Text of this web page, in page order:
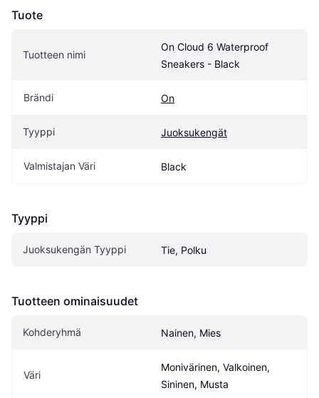
Tuote
Tuotteen nimi
On Cloud 6 Waterproof
Sneakers - Black
Brändi On
Tyyppi Juoksukengät
Valmistajan Väri Black
Tyyppi
Juoksukengän Tyyppi Tie, Polku
Tuotteen ominaisuudet
Kohderyhmä Nainen, Mies
Väri
Monivärinen, Valkoinen,
Sininen, Musta